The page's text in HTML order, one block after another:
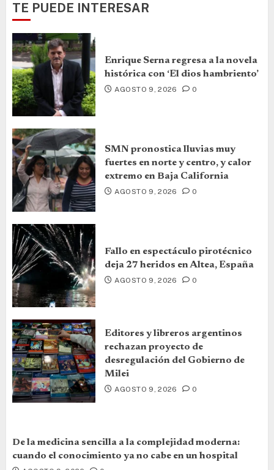
TE PUEDE INTERESAR
Enrique Serna regresa a la novela
histórica con ‘El dios hambriento’
AGOSTO 9, 2026 0
SMN pronostica lluvias muy
fuertes en norte y centro, y calor
extremo en Baja California
AGOSTO 9, 2026 0
Fallo en espectáculo pirotécnico
deja 27 heridos en Altea, España
AGOSTO 9, 2026 0
Editores y libreros argentinos
rechazan proyecto de
desregulación del Gobierno de
Milei
AGOSTO 9, 2026 0
De la medicina sencilla a la complejidad moderna:
cuando el conocimiento ya no cabe en un hospital